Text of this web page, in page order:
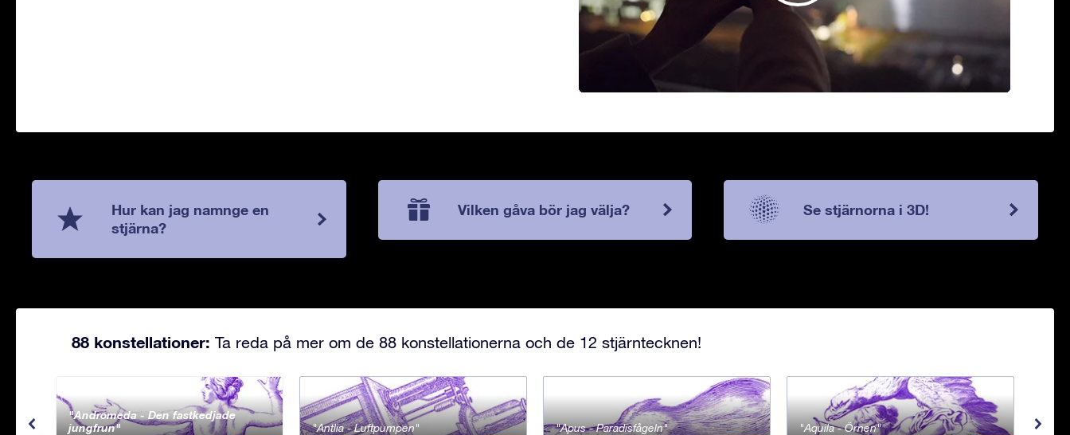
Hur kan jag namnge en
stjärna?
Vilken gåva bör jag välja? Se stjärnorna i 3D!
88 konstellationer: Ta reda på mer om de 88 konstellationerna och de 12 stjärntecknen!
Andromeda - Den fastkedjade
jungfrun
Antlia - Luftpumpen Apus - Paradisfågeln Aquila - Örnen